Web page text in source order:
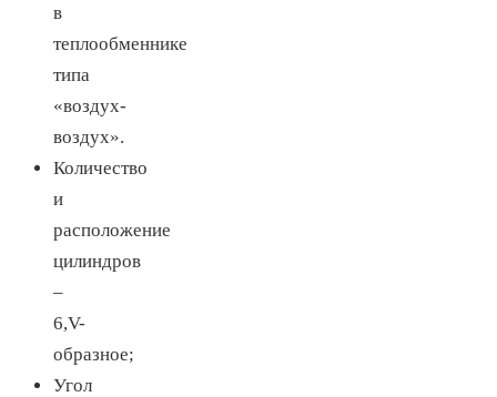
в
теплообменнике
типа
«воздух-
воздух».
Количество
и
расположение
цилиндров
–
6,V-
образное;
Угол